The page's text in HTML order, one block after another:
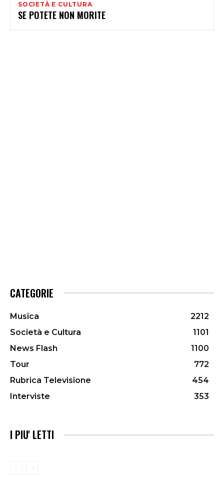
SOCIETÀ E CULTURA
SE POTETE NON MORITE
CATEGORIE
Musica
2212
Società e Cultura
1101
News Flash
1100
Tour
772
Rubrica Televisione
454
Interviste
353
I PIU' LETTI